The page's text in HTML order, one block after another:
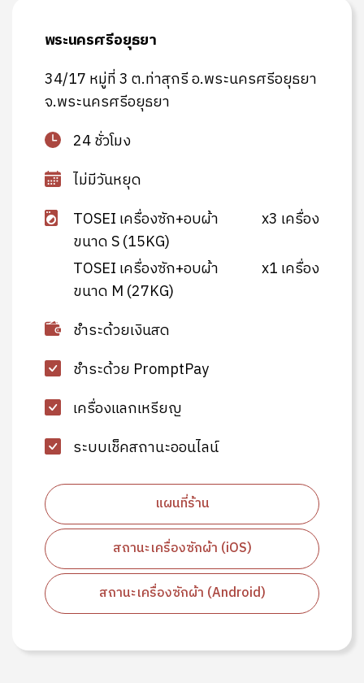
พระนครศรีอยุธยา
34/17 หมู่ที่ 3 ต.ท่าสุกรี อ.พระนครศรีอยุธยา
จ.พระนครศรีอยุธยา
24 ชั่วโมง
ไม่มีวันหยุด
TOSEI เครื่องซัก+อบผ้า
ขนาด S (15KG)
x3 เครื่อง
TOSEI เครื่องซัก+อบผ้า
ขนาด M (27KG)
x1 เครื่อง
ชำระด้วยเงินสด
ชำระด้วย PromptPay
เครื่องแลกเหรียญ
ระบบเช็คสถานะออนไลน์
แผนที่ร้าน
สถานะเครื่องซักผ้า (iOS)
สถานะเครื่องซักผ้า (Android)